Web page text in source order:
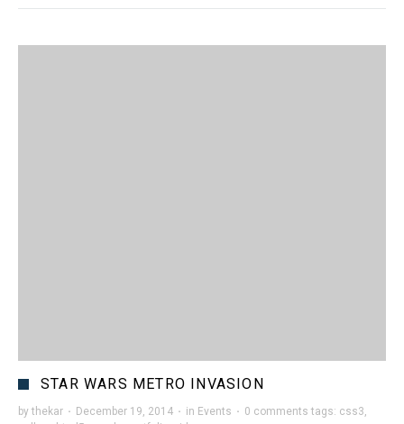
STAR WARS METRO INVASION
by thekar · December 19, 2014 · in Events · 0 comments tags: css3,